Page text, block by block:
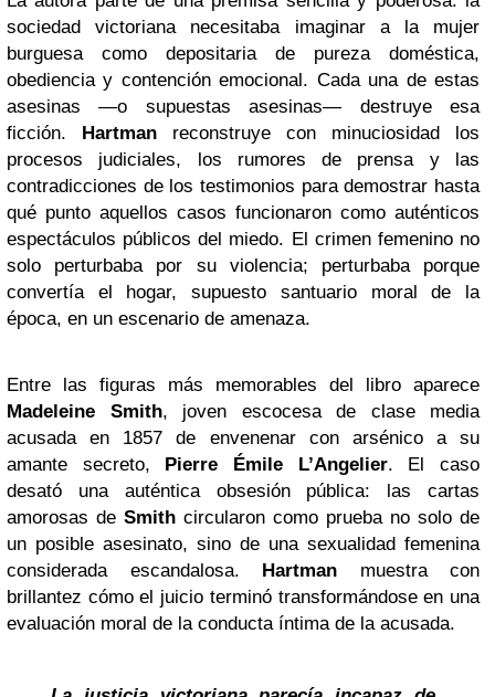
sociedad victoriana necesitaba imaginar a la mujer
burguesa como depositaria de pureza doméstica,
obediencia y contención emocional. Cada una de estas
asesinas —o supuestas asesinas— destruye esa
ficción. Hartman reconstruye con minuciosidad los
procesos judiciales, los rumores de prensa y las
contradicciones de los testimonios para demostrar hasta
qué punto aquellos casos funcionaron como auténticos
espectáculos públicos del miedo. El crimen femenino no
solo perturbaba por su violencia; perturbaba porque
convertía el hogar, supuesto santuario moral de la
época, en un escenario de amenaza.
Entre las figuras más memorables del libro aparece
Madeleine Smith, joven escocesa de clase media
acusada en 1857 de envenenar con arsénico a su
amante secreto, Pierre Émile L’Angelier. El caso
desató una auténtica obsesión pública: las cartas
amorosas de Smith circularon como prueba no solo de
un posible asesinato, sino de una sexualidad femenina
considerada escandalosa. Hartman muestra con
brillantez cómo el juicio terminó transformándose en una
evaluación moral de la conducta íntima de la acusada.